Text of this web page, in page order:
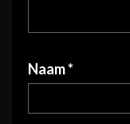
Naam*